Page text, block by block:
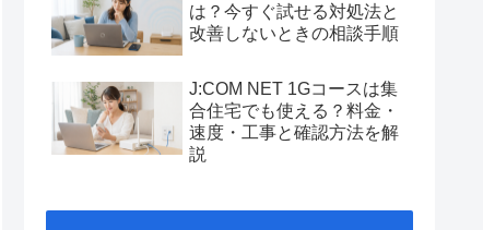
は？今すぐ試せる対処法と
改善しないときの相談手順
J:COM NET 1Gコースは集
合住宅でも使える？料金・
速度・工事と確認方法を解
説